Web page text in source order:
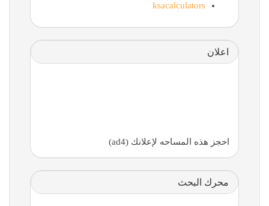
ksacalculators
اعلان
احجز هذه المساحه لإعلانك (ad4)
محرك البحث